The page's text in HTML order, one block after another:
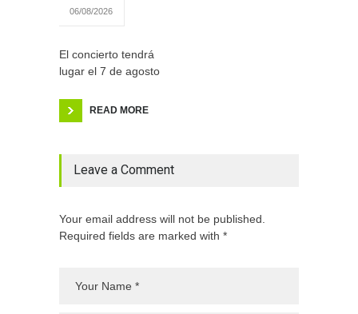
06/08/2026
El concierto tendrá
lugar el 7 de agosto
READ MORE
Leave a Comment
Your email address will not be published.
Required fields are marked with *